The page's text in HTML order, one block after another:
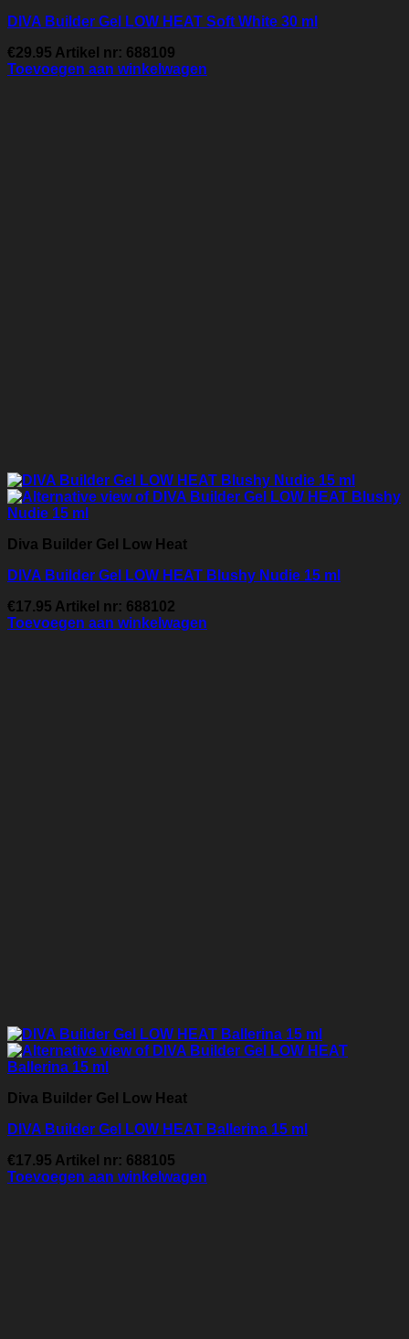
DIVA Builder Gel LOW HEAT Soft White 30 ml
€29.95 Artikel nr: 688109
Toevoegen aan winkelwagen
Diva Builder Gel Low Heat
DIVA Builder Gel LOW HEAT Blushy Nudie 15 ml
€17.95 Artikel nr: 688102
Toevoegen aan winkelwagen
Diva Builder Gel Low Heat
DIVA Builder Gel LOW HEAT Ballerina 15 ml
€17.95 Artikel nr: 688105
Toevoegen aan winkelwagen